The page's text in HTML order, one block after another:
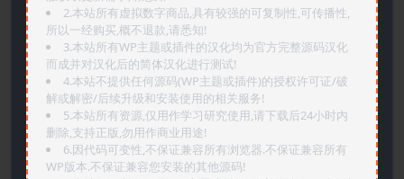
2.本站所有虚拟数字商品,具有较强的可复制性,可传播性,
所以一经购买,概不退款,请悉知!
3.本站所有WP主题或插件的汉化均为官方完整源码汉化
而成并对汉化后的简体汉化进行测试!
4.本站不提供任何源码(WP主题或插件)的授权许可证/破
解或解密/后续升级和安装使用的相关服务!
5.本站所有资源,仅用作学习研究使用,请下载后24小时内
删除,支持正版,勿用作商业用途!
6.因代码可变性,不保证兼容所有浏览器.不保证兼容所有
WP版本.不保证兼容您安装的其他源码!